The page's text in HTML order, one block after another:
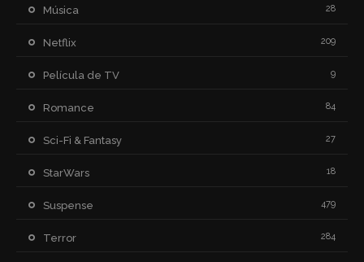
Música 28
Netflix 209
Película de TV 9
Romance 84
Sci-Fi & Fantasy 27
StarWars 18
Suspense 479
Terror 284